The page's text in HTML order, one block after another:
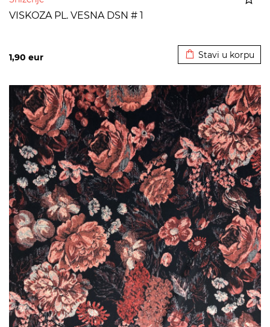
VISKOZA PL. VESNA DSN # 1
1,90 eur Stavi u korpu